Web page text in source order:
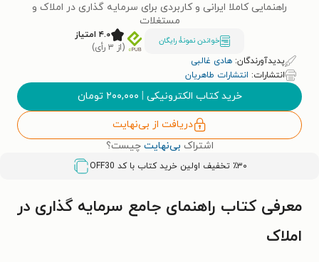
راهنمایی کاملا ایرانی و کاربردی برای سرمایه گذاری در املاک و
مستغلات
خواندن نمونۀ رایگان
۴.۰ امتیاز
(از ۳ رأی)
پدیدآورندگان: هادی غالبی
انتشارات: انتشارات طاهریان
خرید کتاب الکترونیکی | ۲۰۰,۰۰۰ تومان
دریافت از بی‌نهایت
اشتراک بی‌نهایت چیست؟
٪۳۰ تخفیف اولین خرید کتاب با کد OFF30
معرفی کتاب راهنمای جامع سرمایه گذاری در
املاک